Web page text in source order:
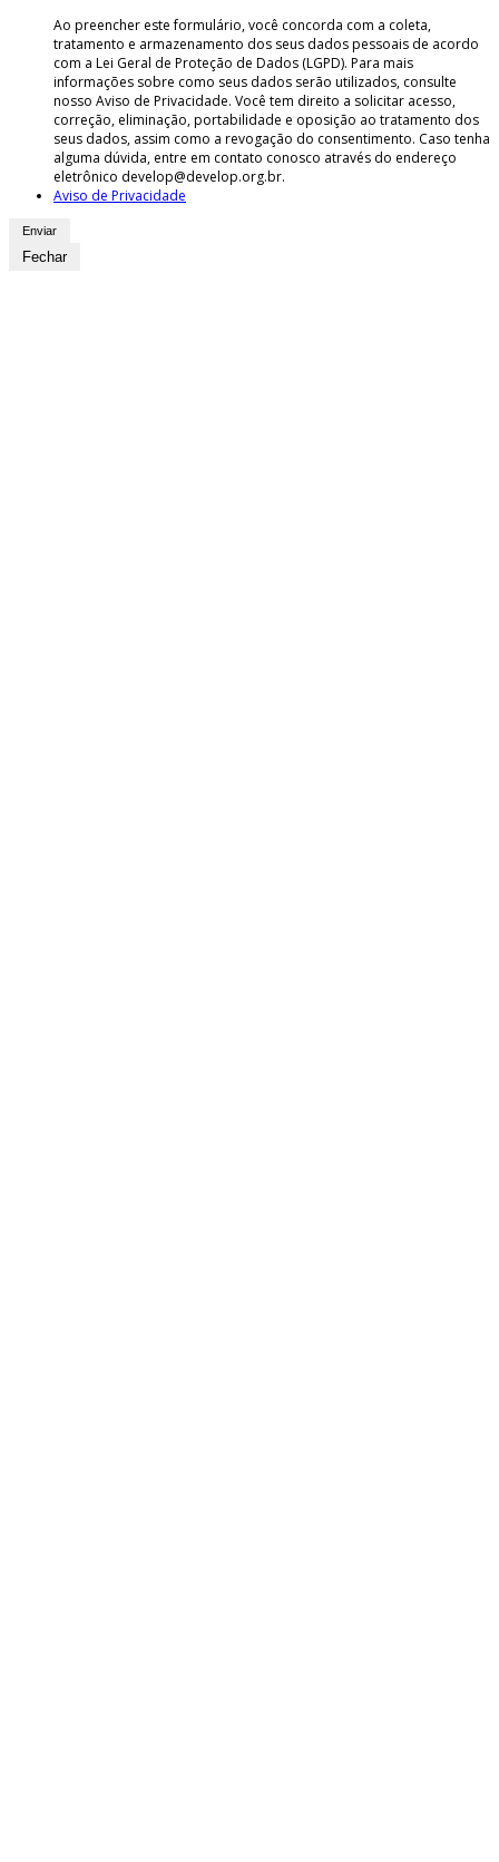
Ao preencher este formulário, você concorda com a coleta,
tratamento e armazenamento dos seus dados pessoais de acordo
com a Lei Geral de Proteção de Dados (LGPD). Para mais
informações sobre como seus dados serão utilizados, consulte
nosso Aviso de Privacidade. Você tem direito a solicitar acesso,
correção, eliminação, portabilidade e oposição ao tratamento dos
seus dados, assim como a revogação do consentimento. Caso tenha
alguma dúvida, entre em contato conosco através do endereço
eletrônico develop@develop.org.br.
Aviso de Privacidade
Fechar